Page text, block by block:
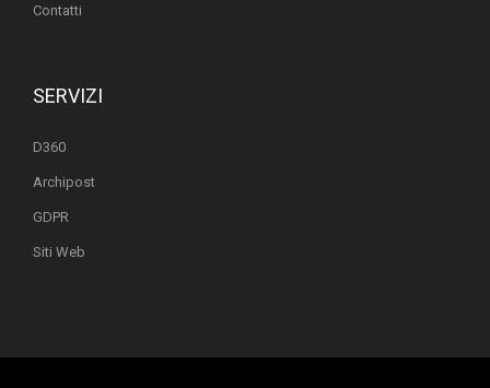
Contatti
SERVIZI
D360
Archipost
GDPR
Siti Web